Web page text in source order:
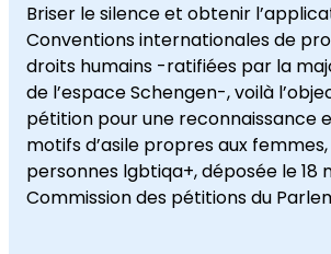
Briser le silence et obtenir
Conventions internationales de
droits humains -ratifiées par la
de l’espace Schengen-, voilà
pétition pour une reconnaissance
motifs d’asile propres aux
personnes lgbtiqa+, déposée le 18
Commission des pétitions du